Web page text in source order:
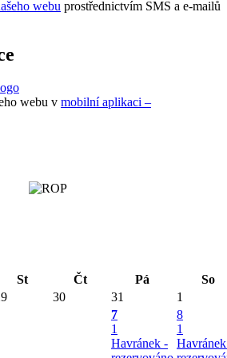
webu prostřednictvím SMS a e-mailů
webu v mobilní aplikaci –
St Čt Pá
So
30 31 1
7
1
Havránek -
8
1